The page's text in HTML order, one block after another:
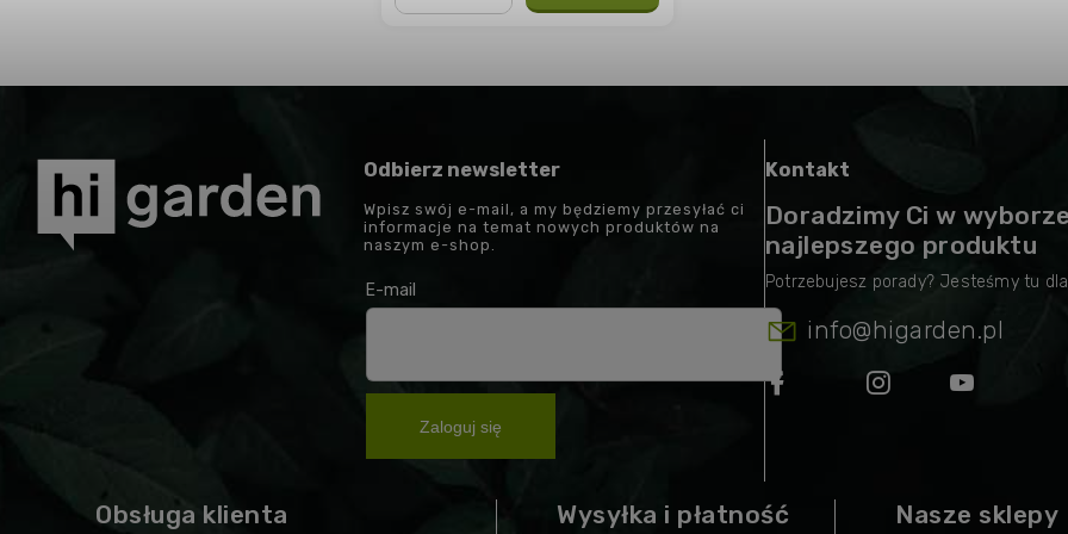
Odbierz newsletter
Wpisz swój e-mail, a my będziemy przesyłać ci
informacje na temat nowych produktów na
naszym e-shop.
E-mail
Zaloguj się
Kontakt
Doradzimy Ci w
najlepszego produktu
info@higarden.pl
Obsługa klienta Wysyłka i płatność
Nasze sklepy